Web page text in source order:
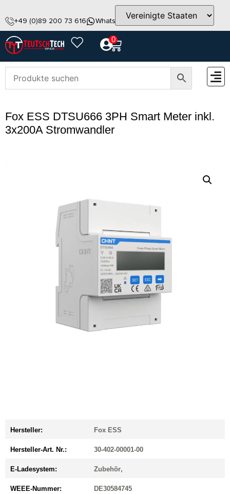
+49 (0)89 200 73 616 WhatsApp info@teutschtech.com
0
Fox ESS DTSU666 3PH Smart Meter inkl.
3x200A Stromwandler
Hersteller: Fox ESS
Hersteller-Art. Nr.: 30-402-00001-00
E-Ladesystem: Zubehör,
WEEE-Nummer: DE30584745